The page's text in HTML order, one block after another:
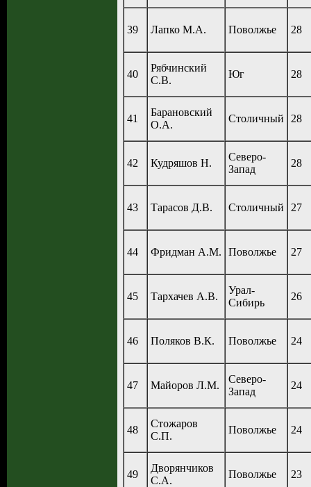
39 Лапко М.А. Поволжье 28
40
Рябчинский
С.В.
Юг 28
41
Барановский
О.А.
Столичный 28
42 Кудряшов Н.
Северо-
Запад
28
43 Тарасов Д.В. Столичный 27
44 Фридман А.М. Поволжье 27
45 Тархачев А.В.
Урал-
Сибирь
26
46 Поляков В.К. Поволжье 24
47 Майоров Л.М.
Северо-
Запад
24
48
Стожаров
С.П.
Поволжье 24
49
Дворянчиков
С.А.
Поволжье 23